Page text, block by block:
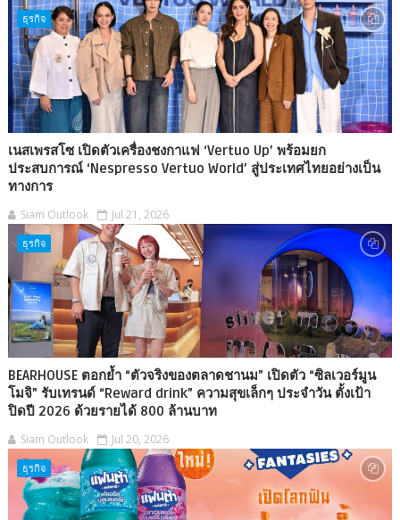
ธุรกิจ
เนสเพรสโซ เปิดตัวเครื่องชงกาแฟ ‘Vertuo Up’ พร้อมยก
ประสบการณ์ ‘Nespresso Vertuo World’ สู่ประเทศไทยอย่างเป็น
ทางการ
Siam Outlook Jul 21, 2026
ธุรกิจ
BEARHOUSE ตอกย้ำ “ตัวจริงของตลาดชานม” เปิดตัว “ซิลเวอร์มูน
โมจิ” รับเทรนด์ “Reward drink” ความสุขเล็กๆ ประจำวัน ตั้งเป้า
ปิดปี 2026 ด้วยรายได้ 800 ล้านบาท
Siam Outlook Jul 20, 2026
ธุรกิจ